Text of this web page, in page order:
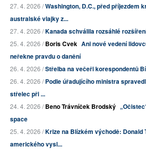
27. 4. 2026 /Washington, D.C., před příjezdem
australské vlajky z...
27. 4. 2026 /Kanada schválila rozsáhlé
25. 4. 2026 /Boris Cvek Ani nové vedení
neřekne pravdu o danění
26. 4. 2026 /Střelba na večeři korespondentů
26. 4. 2026 /Podle úřadujícího ministra
střelec při ...
24. 4. 2026 /Beno Trávníček Brodský
space
25. 4. 2026 /Krize na Blízkém východě: Donald
amerického vysl...